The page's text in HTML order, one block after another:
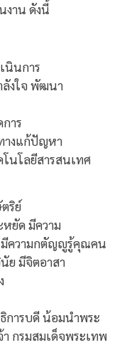
งาน ดังนี้
นินการ
ลังใจ พัฒนา
าร
างแก้ปัญหา
นโลยีสารสนเทศ
ริย์
ยัด มีความ
มีความกตัญญูรู้คุณคน
ย มีจิตอาสา
การบดี น้อมนำพระ
กรมสมเด็จพระเทพ